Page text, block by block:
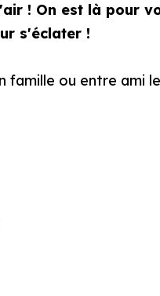
! On est là pour
s'éclater !
ou entre ami